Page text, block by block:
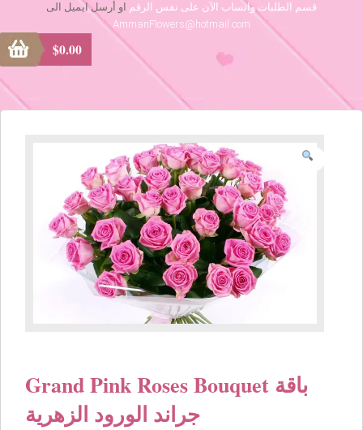
قسم الطلبات واتساب الآن على نفس الرقم او أرسل ايميل الى
AmmanFlowers@hotmail.com
$0.00
Grand Pink Roses Bouquet باقة
جراند الورود الزهرية